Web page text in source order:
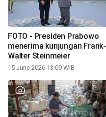
FOTO - Presiden Prabowo
menerima kunjungan Frank-
Walter Steinmeier
15 June 2026 13:09 WIB